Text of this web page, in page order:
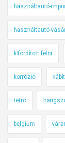
használtautó-
használtautó-
kifordított felni
korrózió
retró
belgium